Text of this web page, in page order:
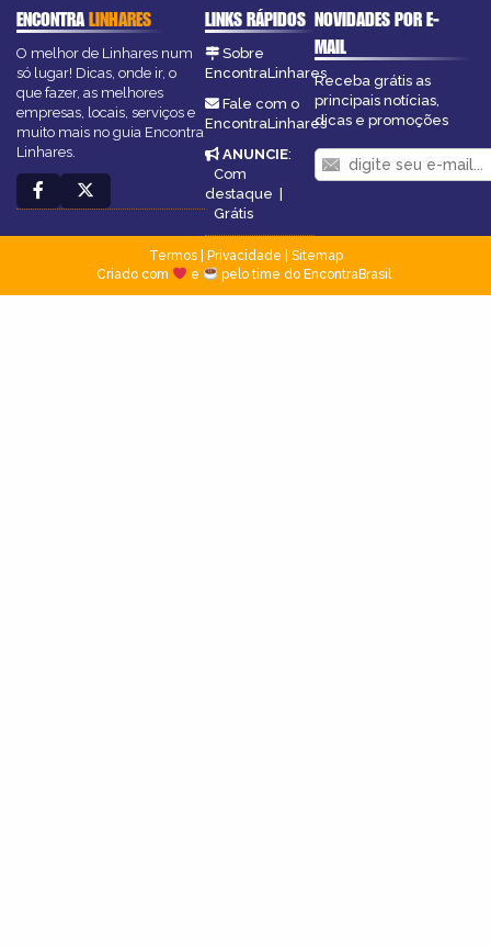
ENCONTRALINHARES
O melhor de Linhares num
só lugar! Dicas, onde ir, o
que fazer, as melhores
empresas, locais, serviços e
muito mais no guia Encontra
Linhares.
LINKS RÁPIDOS
Sobre
EncontraLinhares
Fale com o
EncontraLinhares
ANUNCIE:
Com
destaque |
Grátis
NOVIDADES POR E-
MAIL
Receba grátis as
principais notícias,
dicas e promoções
Termos| Privacidade
Sitemap
Criado com
e pelo time do EncontraBrasil